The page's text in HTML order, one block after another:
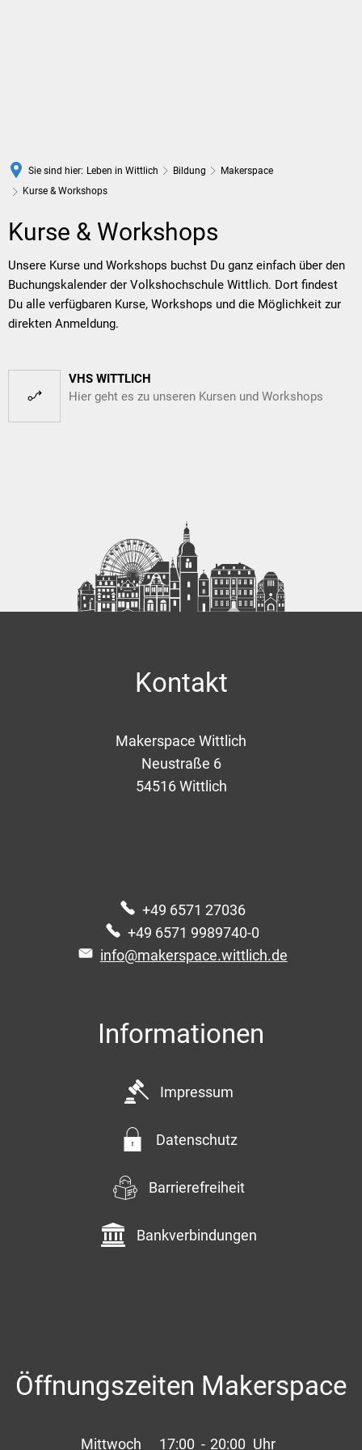
Sie sind hier: Leben in Wittlich Bildung
Makerspace
Kurse & Workshops
Kurse
&
Workshops
Kurse & Workshops
Unsere Kurse und Workshops buchst Du ganz einfach über den
Buchungskalender der Volkshochschule Wittlich. Dort findest
Du alle verfügbaren Kurse, Workshops und die Möglichkeit zur
direkten Anmeldung.
VHS WITTLICH
Hier geht es zu unseren Kursen und Workshops
Kontakt
Makerspace Wittlich
Neustraße 6
54516 Wittlich
+49 6571 27036
+49 6571 9989740-0
info@makerspace.wittlich.de
Informationen
Impressum
Datenschutz
Barrierefreiheit
Bankverbindungen
Öffnungszeiten Makerspace
Mittwoch 17:00 - 20:00 Uhr